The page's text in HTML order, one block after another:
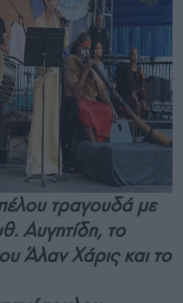
τραγουδά με
Αυγητίδη, το
Άλαν Χάρις και το